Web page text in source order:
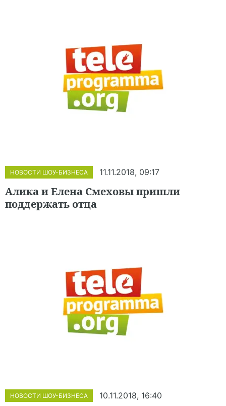
НОВОСТИ ШОУ-БИЗНЕСА 11.11.2018, 09:17
Алика и Елена Смеховы пришли
поддержать отца
НОВОСТИ ШОУ-БИЗНЕСА 10.11.2018, 16:40